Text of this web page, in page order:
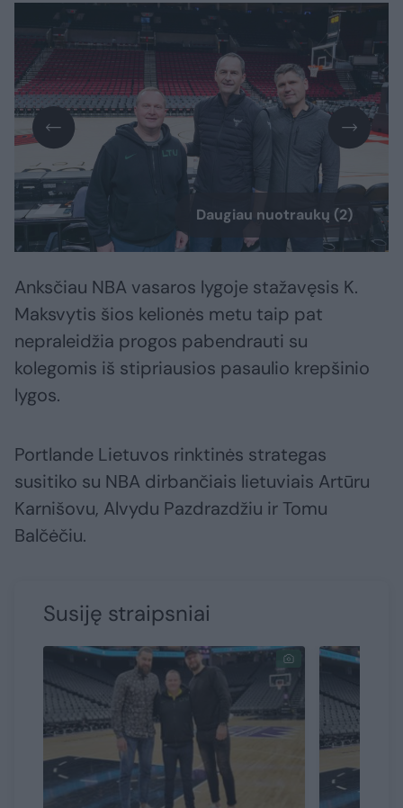
Daugiau nuotraukų (2)
Anksčiau NBA vasaros lygoje stažavęsis K.
Maksvytis šios kelionės metu taip pat
nepraleidžia progos pabendrauti su
kolegomis iš stipriausios pasaulio krepšinio
lygos.
Portlande Lietuvos rinktinės strategas
susitiko su NBA dirbančiais lietuviais Artūru
Karnišovu, Alvydu Pazdrazdžiu ir Tomu
Balčėčiu.
Susiję straipsniai